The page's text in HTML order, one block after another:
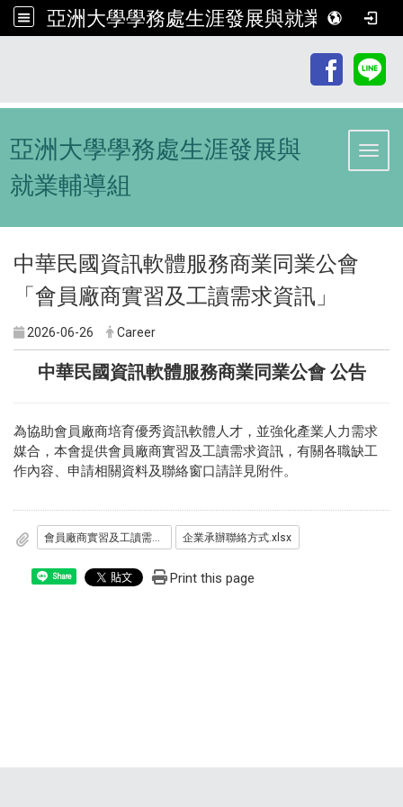
亞洲大學學務處生涯發展與就業輔導組
亞洲大學學務處生涯發展與
就業輔導組
中華民國資訊軟體服務商業同業公會
「會員廠商實習及工讀需求資訊」
2026-06-26 Career
中華民國資訊軟體服務商業同業公會 公告
為協助會員廠商培育優秀資訊軟體人才，並強化產業人力需求
媒合，本會提供會員廠商實習及工讀需求資訊，有關各職缺工
作內容、申請相關資料及聯絡窗口請詳見附件。
企業承辦聯絡方式.xlsx
Share Print this page